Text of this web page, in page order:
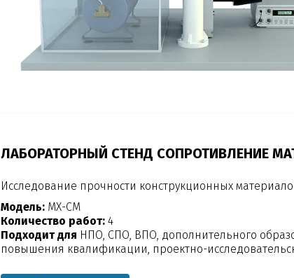
ЛАБОРАТОРНЫЙ СТЕНД СОПРОТИВЛЕНИЕ
Исследование прочности конструкционных
Модель: МХ-СМ
Количество работ: 4
Подходит для НПО, СПО, ВПО, дополнительного
повышения квалификации, проектно-